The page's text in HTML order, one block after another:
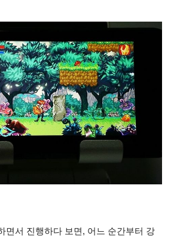
면서 진행하다 보면, 어느 순간부터 강